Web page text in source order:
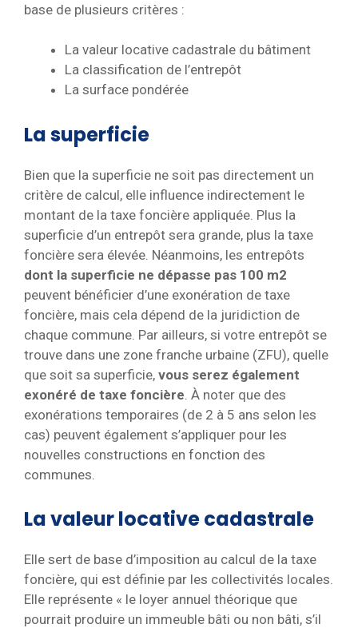
base de plusieurs critères :
La valeur locative cadastrale du bâtiment
La classification de l’entrepôt
La surface pondérée
La superficie
Bien que la superficie ne soit pas directement un
critère de calcul, elle influence indirectement le
montant de la taxe foncière appliquée. Plus la
superficie d’un entrepôt sera grande, plus la taxe
foncière sera élevée. Néanmoins, les entrepôts
dont la superficie ne dépasse pas 100 m2
peuvent bénéficier d’une exonération de taxe
foncière, mais cela dépend de la juridiction de
chaque commune. Par ailleurs, si votre entrepôt se
trouve dans une zone franche urbaine (ZFU), quelle
que soit sa superficie, vous serez également
exonéré de taxe foncière . À noter que des
exonérations temporaires (de 2 à 5 ans selon les
cas) peuvent également s’appliquer pour les
nouvelles constructions en fonction des
communes.
La valeur locative cadastrale
Elle sert de base d’imposition au calcul de la taxe
foncière, qui est définie par les collectivités locales.
Elle représente « le loyer annuel théorique que
pourrait produire un immeuble bâti ou non bâti, s’il